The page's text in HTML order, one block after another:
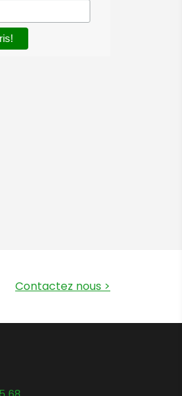
Contactez nous >